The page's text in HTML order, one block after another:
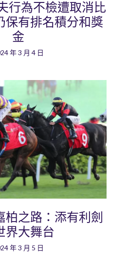
行為不檢遭取消比
保有排名積分和獎
金
年 3 月 4 日
柏之路：添有利劍
界大舞台
年 3 月 5 日